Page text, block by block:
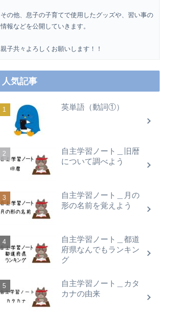
その他、息子の子育てで使用したグッズや、習い事の
情報などを公開していきます。
親子共々よろしくお願いします！！
人気記事
英単語（動詞①）
自主学習ノート＿旧暦
について調べよう
自主学習ノート＿月の
形の名前を覚えよう
自主学習ノート＿都道
府県なんでもランキン
グ
自主学習ノート＿カタ
カナの由来